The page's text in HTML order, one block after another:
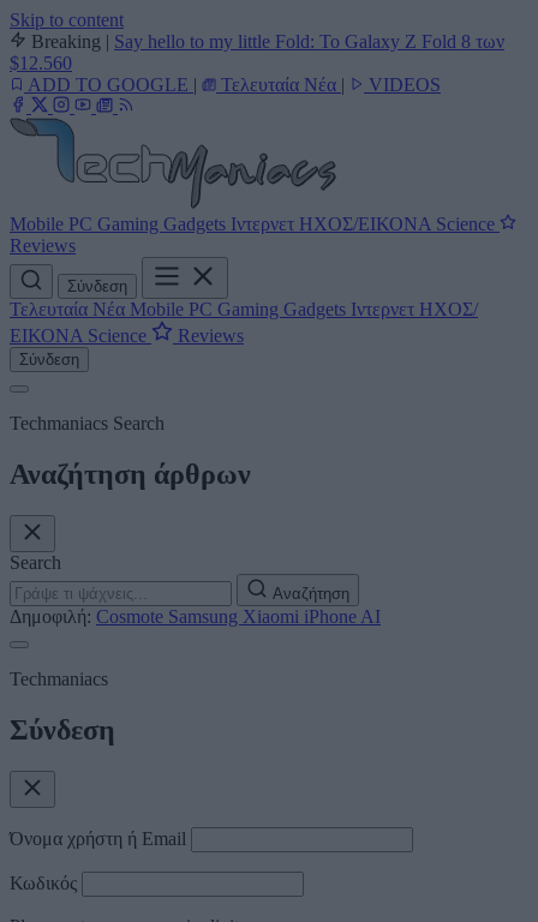
Skip to content
Breaking | Say hello to my little Fold: Το Galaxy Z Fold 8 των
$12.560
ADD TO GOOGLE | Τελευταία Νέα | VIDEOS
Mobile PC Gaming Gadgets Ιντερνετ ΗΧΟΣ/ΕΙΚΟΝΑ Science
Reviews
Σύνδεση
Τελευταία Νέα Mobile PC Gaming Gadgets Ιντερνετ ΗΧΟΣ/
ΕΙΚΟΝΑ Science Reviews
Σύνδεση
Techmaniacs Search
Αναζήτηση άρθρων
Search
Αναζήτηση
Δημοφιλή: Cosmote Samsung Xiaomi iPhone AI
Techmaniacs
Σύνδεση
Όνομα χρήστη ή Email
Κωδικός